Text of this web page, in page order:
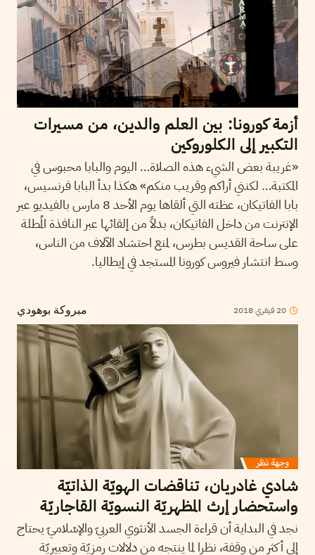
أزمة كورونا: بين العلم والدين، من مسيرات
التكبير إلى الكلوروكين
«غريبة بعض الشيء هذه الصلاة… اليوم والبابا محبوس في
المكتبة… لكنني أراكم وقريب منكم» هكذا بدأ البابا فرنسيس،
بابا الفاتيكان، عظته التي ألقاها يوم الأحد 8 مارس بالفيديو عبر
الإنترنت من داخل الفاتيكان، بدلاً من إلقائها عبر النافذة المُطلة
على ساحة القديس بطرس، لمنع احتشاد الآلاف من الناس،
وسط انتشار فيروس كورونا المستجد في إيطاليا.
مبروكة بوهودي 20 فيفري2018
شادي غادريان، تناقضات الهويّة الذاتيّة
واستحضار إرث المظهريّة النسويّة القاجاريّة
نجد في البداية أن قراءة الجسد الأنثوي العربيّ والإسْلاميّ يحتاج
إلى أكثر من وقفة، نظرا لما ينتجه من دلالات رمزيّة وتعبيريّة